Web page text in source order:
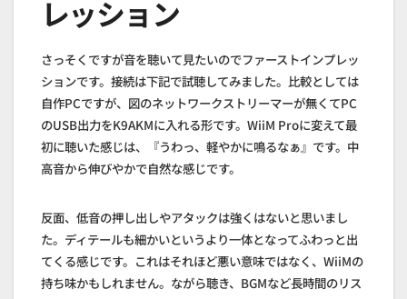
レッション
さっそくですが音を聴いて見たいのでファーストインプレッ
ションです。接続は下記で試聴してみました。比較としては
自作PCですが、図のネットワークストリーマーが無くてPC
のUSB出力をK9AKMに入れる形です。WiiM Proに変えて最
初に聴いた感じは、『うわっ、軽やかに鳴るなぁ』です。中
高音から伸びやかで自然な感じです。
反面、低音の押し出しやアタックは強くはないと思いまし
た。ディテールも細かいというより一体となってふわっと出
てくる感じです。これはそれほど悪い意味ではなく、WiiMの
持ち味かもしれません。ながら聴き、BGMなど長時間のリス